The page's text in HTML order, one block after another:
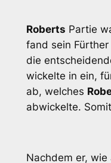
Roberts Partie
fand sein
die
wickelte in ein,
ab, welches
abwickelte.
Nachdem er,